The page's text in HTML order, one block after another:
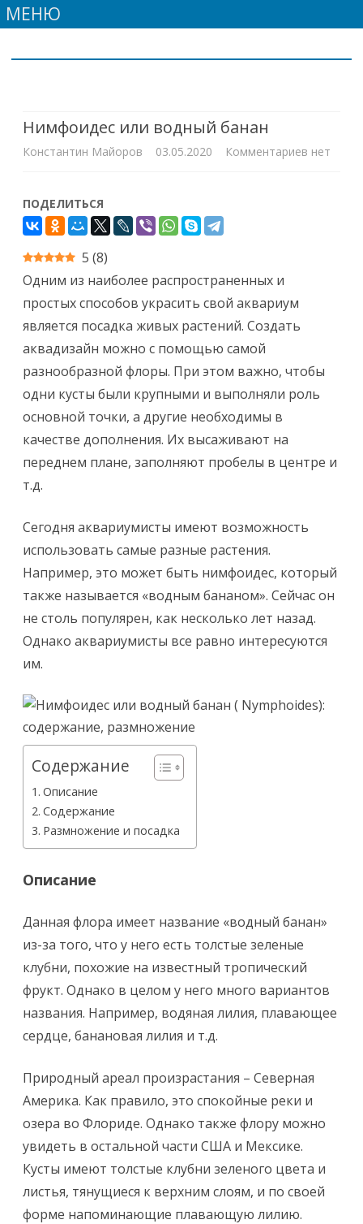
МЕНЮ
Нимфоидес или водный банан
Константин Майоров 03.05.2020 Комментариев кнет
ПОДЕЛИТЬСЯ
5 (8)
Одним из наиболее распространенных и
простых способов украсить свой аквариум
является посадка живых растений. Создать
аквадизайн можно с помощью самой
разнообразной флоры. При этом важно, чтобы
одни кусты были крупными и выполняли роль
основной точки, а другие необходимы в
качестве дополнения. Их высаживают на
переднем плане, заполняют пробелы в центре и
т.д.
Сегодня аквариумисты имеют возможность
использовать самые разные растения.
Например, это может быть нимфоидес, который
также называется «водным бананом». Сейчас он
не столь популярен, как несколько лет назад.
Однако аквариумисты все равно интересуются
им.
Содержание
Описание
Содержание
Размножение и посадка
Описание
Данная флора имеет название «водный банан»
из-за того, что у него есть толстые зеленые
клубни, похожие на известный тропический
фрукт. Однако в целом у него много вариантов
названия. Например, водяная лилия, плавающее
сердце, банановая лилия и т.д.
Природный ареал произрастания – Северная
Америка. Как правило, это спокойные реки и
озера во Флориде. Однако также флору можно
увидеть в остальной части США и Мексике.
Кусты имеют толстые клубни зеленого цвета и
листья, тянущиеся к верхним слоям, и по своей
форме напоминающие плавающую лилию.